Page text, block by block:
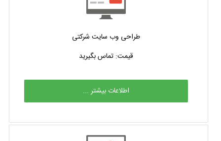
طراحی وب سایت شرکتی
قیمت: تماس بگیرید
اطلاعات بیشتر ...